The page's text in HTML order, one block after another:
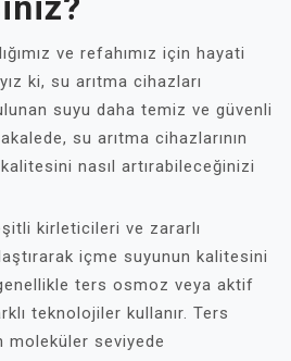
ve refahımız için hayati
ki, su arıtma cihazları
suyu daha temiz ve güvenli
su arıtma cihazlarının
nasıl artırabileceğinizi
kirleticileri ve zararlı
içme suyunun kalitesini
ters osmoz veya aktif
teknolojiler kullanır. Ters
seviyede